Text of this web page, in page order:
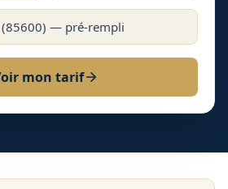
(85600) — pré-rempli
mon tarif